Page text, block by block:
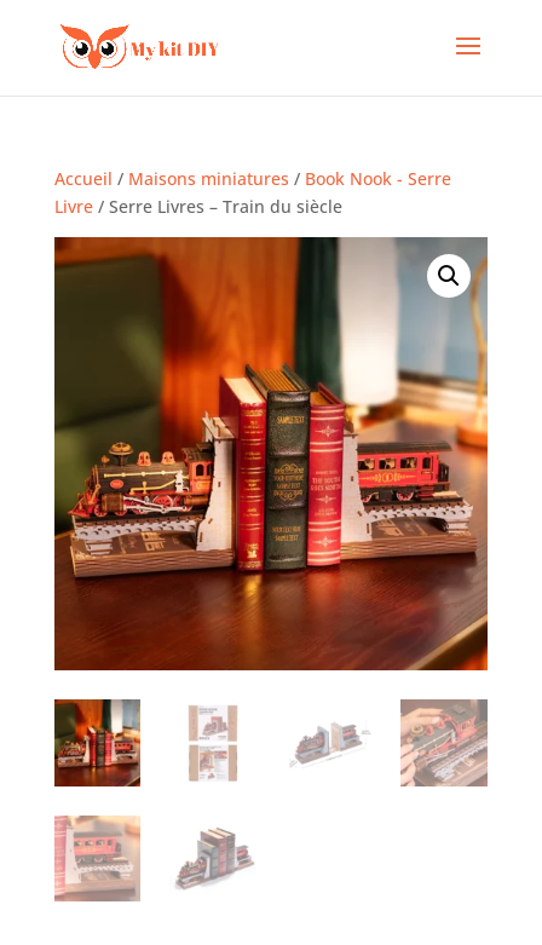
Accueil / Maisons miniatures / Book Nook - Serre
Livre/ Serre Livres – Train du siècle